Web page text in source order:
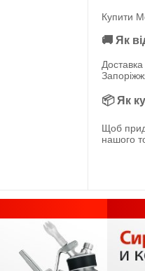
Купити
🚚 Як
📦 Як
Щоб
нашого